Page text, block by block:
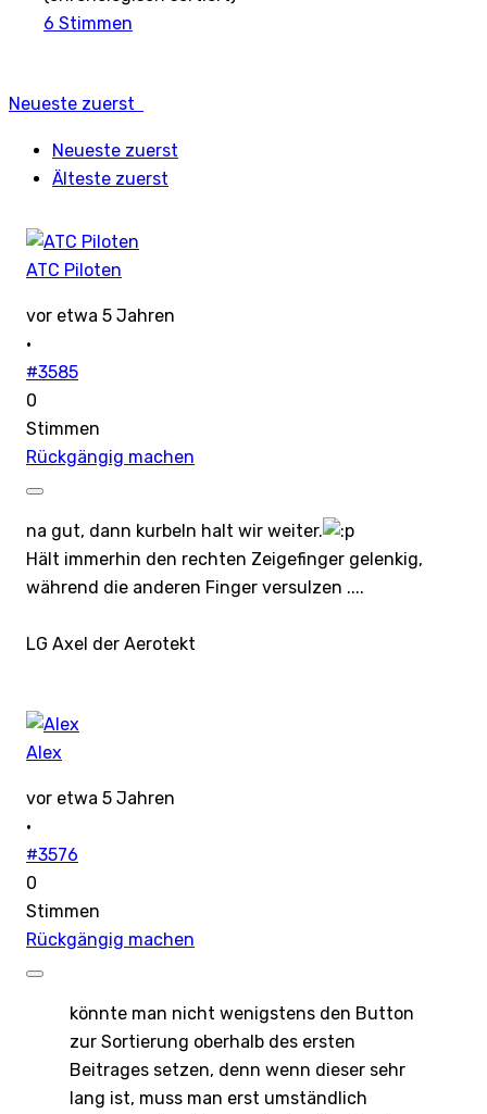
6 Stimmen
Neueste zuerst
Neueste zuerst
Älteste zuerst
ATC Piloten
vor etwa 5 Jahren
·
#3585
0
Stimmen
Rückgängig machen
na gut, dann kurbeln halt wir weiter.
Hält immerhin den rechten Zeigefinger gelenkig,
während die anderen Finger versulzen ....
LG Axel der Aerotekt
Alex
vor etwa 5 Jahren
·
#3576
0
Stimmen
Rückgängig machen
könnte man nicht wenigstens den Button
zur Sortierung oberhalb des ersten
Beitrages setzen, denn wenn dieser sehr
lang ist, muss man erst umständlich